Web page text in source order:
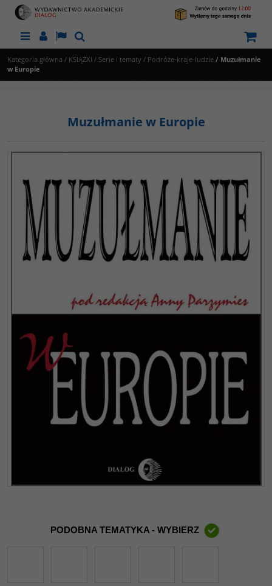
MenuPanelLangSzukaj
Kategoria główna / KSIĄŻKI / Serie i tematy / Podróże-kraje-ludzie / Muzułmanie
w Europie
Muzułmanie w Europie
PODOBNA TEMATYKA - WYBIERZ